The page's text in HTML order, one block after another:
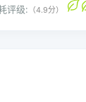
评级: （4.9分）